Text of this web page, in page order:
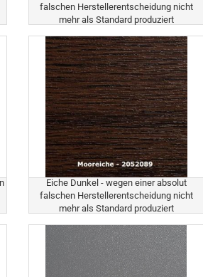
falschen Herstellerentscheidung nicht
mehr als Standard produziert
Eiche Dunkel - wegen einer absolut
falschen Herstellerentscheidung nicht
mehr als Standard produziert